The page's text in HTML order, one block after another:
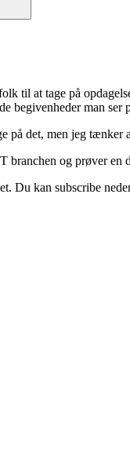
til at tage på
man ser
på det, men jeg
og prøver
Du kan subscribe